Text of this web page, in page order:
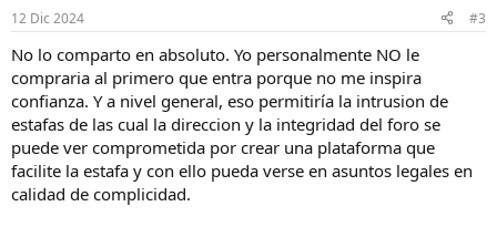
e
:
12 Dic 2024 #3
No lo comparto en absoluto. Yo personalmente NO le
compraria al primero que entra porque no me inspira
confianza. Y a nivel general, eso permitiría la intrusion de
estafas de las cual la direccion y la integridad del foro se
puede ver comprometida por crear una plataforma que
facilite la estafa y con ello pueda verse en asuntos legales en
calidad de complicidad.